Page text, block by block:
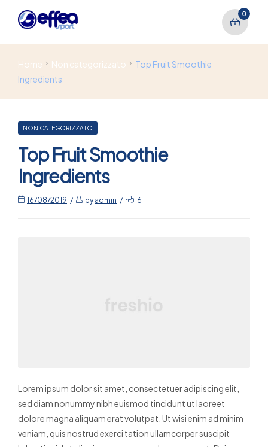
0
Home Non categorizzato
Top Fruit Smoothie
Ingredients
NON CATEGORIZZATO
Top Fruit Smoothie
Ingredients
16/08/2019 byadmin 6
Lorem ipsum dolor sit amet, consectetuer adipiscing elit,
sed diam nonummy nibh euismod tincidunt ut laoreet
dolore magna aliquam erat volutpat. Ut wisi enim ad minim
veniam, quis nostrud exerci tation ullamcorper suscipit